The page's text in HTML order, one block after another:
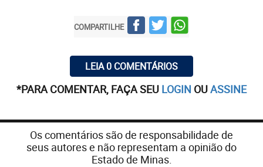
COMPARTILHE
LEIA 0 COMENTÁRIOS
*PARA COMENTAR, FAÇA SEU LOGIN OUASSINE
Os comentários são de responsabilidade de
seus autores e não representam a opinião do
Estado de Minas.